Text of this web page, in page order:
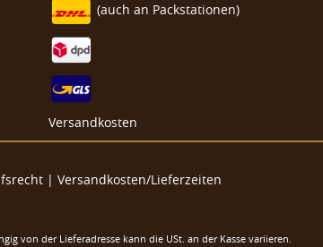
(auch an Packstationen)
Versandkosten
| Versandkosten/Lieferzeiten
von der Lieferadresse kann die USt. an der Kasse variieren.